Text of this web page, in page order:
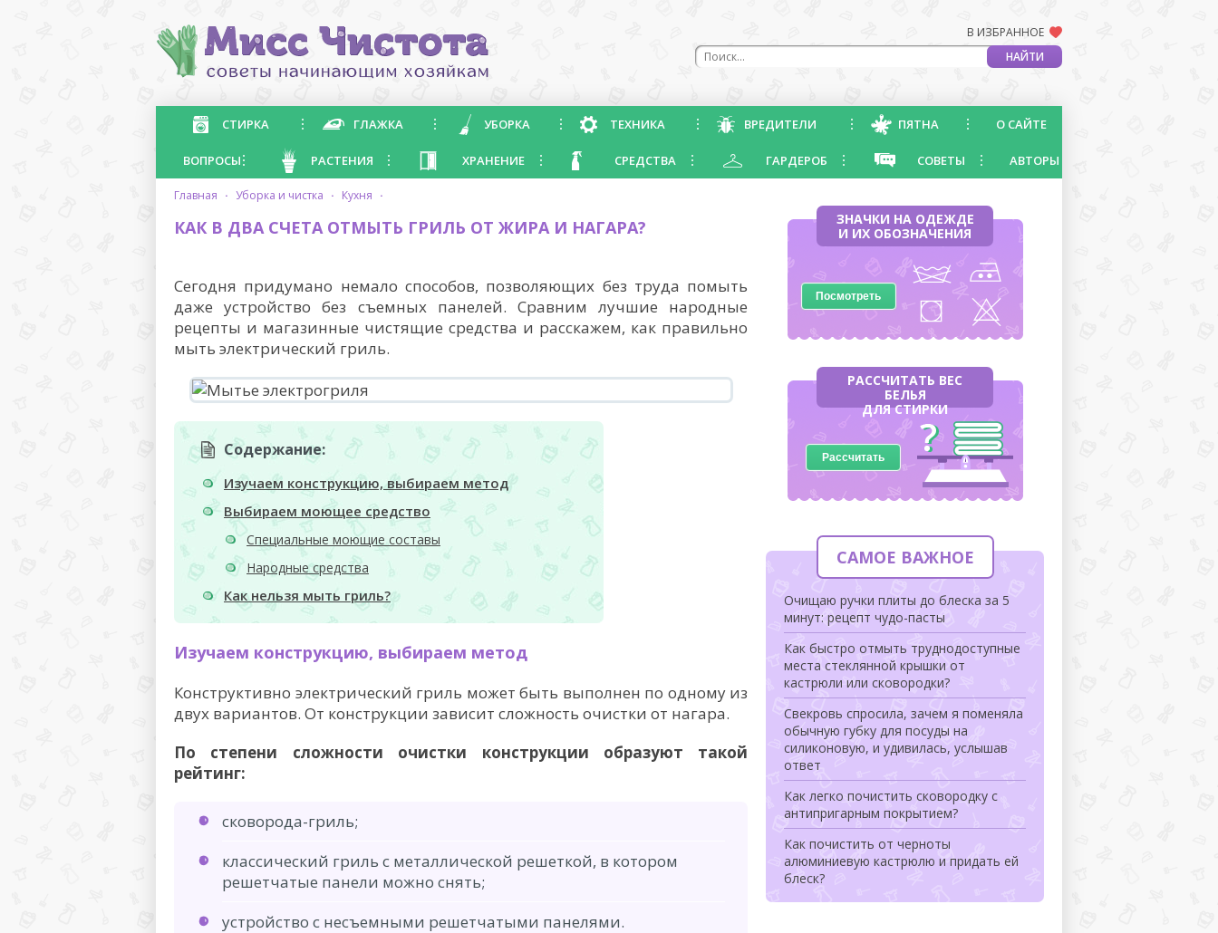
В ИЗБРАННОЕ
СТИРКА ГЛАЖКА УБОРКА ТЕХНИКА ВРЕДИТЕЛИ ПЯТНА О САЙТЕ
ВОПРОСЫ РАСТЕНИЯ ХРАНЕНИЕ СРЕДСТВА ГАРДЕРОБ СОВЕТЫ АВТОРЫ
главная · уборка и чистка · кухня ·
КАК В ДВА СЧЕТА ОТМЫТЬ ГРИЛЬ ОТ ЖИРА И НАГАРА?
Сегодня придумано немало способов, позволяющих без труда помыть
даже устройство без съемных панелей. Сравним лучшие народные
рецепты и магазинные чистящие средства и расскажем, как правильно
мыть электрический гриль.
Содержание:
Изучаем конструкцию, выбираем метод
Выбираем моющее средство
Специальные моющие составы
Народные средства
Как нельзя мыть гриль?
Изучаем конструкцию, выбираем метод
Конструктивно электрический гриль может быть выполнен по одному из
двух вариантов. От конструкции зависит сложность очистки от нагара.
По степени сложности очистки конструкции образуют такой
рейтинг:
сковорода-гриль;
классический гриль с металлической решеткой, в котором
решетчатые панели можно снять;
устройство с несъемными решетчатыми панелями.
ЗНАЧКИ НА ОДЕЖДЕ
И ИХ ОБОЗНАЧЕНИЯ
Посмотреть
РАССЧИТАТЬ ВЕС
БЕЛЬЯ
ДЛЯ СТИРКИ
Рассчитать
САМОЕ ВАЖНОЕ
Очищаю ручки плиты до блеска за 5
минут: рецепт чудо-пасты
Как быстро отмыть труднодоступные
места стеклянной крышки от
кастрюли или сковородки?
Свекровь спросила, зачем я поменяла
обычную губку для посуды на
силиконовую, и удивилась, услышав
ответ
Как легко почистить сковородку с
антипригарным покрытием?
Как почистить от черноты
алюминиевую кастрюлю и придать ей
блеск?